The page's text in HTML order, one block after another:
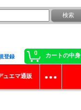
0 カートの中身
登録
ュエマ通販